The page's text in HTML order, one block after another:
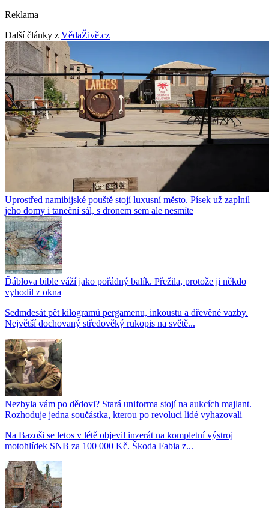
Reklama
Další články z VědaŽivě.cz
Uprostřed namibijské pouště stojí luxusní město. Písek už zaplnil
jeho domy i taneční sál, s dronem sem ale nesmíte
Ďáblova bible váží jako pořádný balík. Přežila, protože ji někdo
vyhodil z okna
Sedmdesát pět kilogramů pergamenu, inkoustu a dřevěné vazby.
Největší dochovaný středověký rukopis na světě...
Nezbyla vám po dědovi? Stará uniforma stojí na aukcích majlant.
Rozhoduje jedna součástka, kterou po revoluci lidé vyhazovali
Na Bazoši se letos v létě objevil inzerát na kompletní výstroj
motohlídek SNB za 100 000 Kč. Škoda Fabia z...